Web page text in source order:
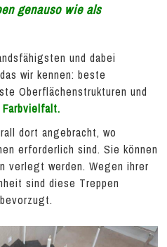
genauso wie als
und dabei
wir kennen: beste
Oberflächenstrukturen und
dort angebracht, wo
erforderlich sind. Sie können
verlegt werden. Wegen ihrer
sind diese Treppen